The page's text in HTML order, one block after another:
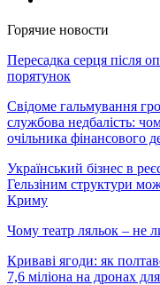
Горячие новости
Пересадка серця після
порятунок
Свідоме гальмування
службова недбалість:
очільника фінансового
Український бізнес в
Гельзіним структури
Криму
Чому театр ляльок – не
Криваві ягоди: як
7,6 міліона на дронах